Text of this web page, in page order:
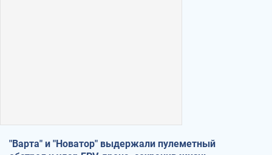
"Варта" и "Новатор" выдержали пулеметный